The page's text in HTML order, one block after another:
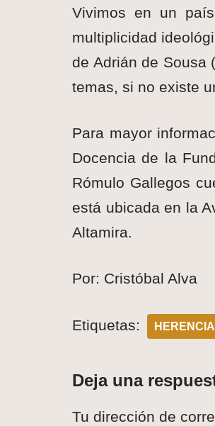
Vivimos en un
multiplicidad
de Adrián de Sousa
temas, si no existe
Para mayor
Docencia de la
Rómulo Gallegos
está ubicada en la
Altamira.
Por: Cristóbal Alva
Etiquetas: HERENCIA
Deja una
Tu dirección de